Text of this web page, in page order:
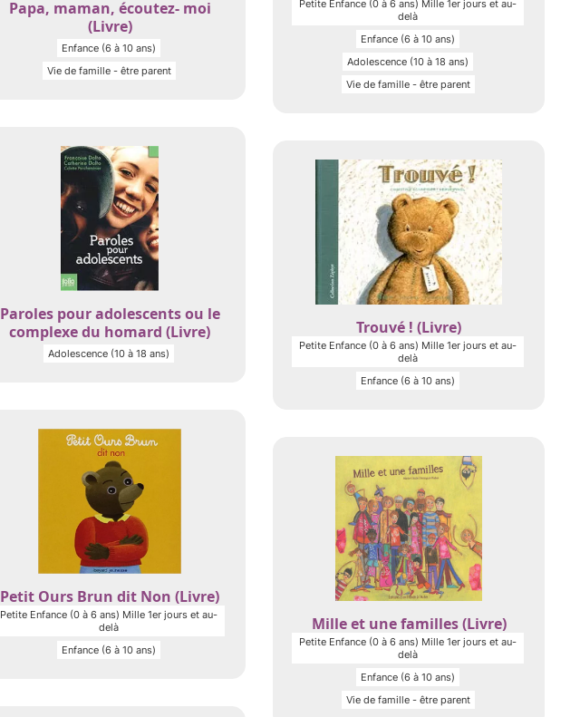
Petite Enfance (0 à 6 ans) Mille 1er jours et au-
delà
Enfance (6 à 10 ans)
Adolescence (10 à 18 ans)
Vie de famille - être parent
Papa, maman, écoutez- moi
(Livre)
Enfance (6 à 10 ans)
Vie de famille - être parent
Paroles pour adolescents ou le
complexe du homard (Livre)
Adolescence (10 à 18 ans)
Trouvé ! (Livre)
Petite Enfance (0 à 6 ans) Mille 1er jours et au-
delà
Enfance (6 à 10 ans)
Petit Ours Brun dit Non (Livre)
Petite Enfance (0 à 6 ans) Mille 1er jours et au-
delà
Enfance (6 à 10 ans)
Mille et une familles (Livre)
Petite Enfance (0 à 6 ans) Mille 1er jours et au-
delà
Enfance (6 à 10 ans)
Vie de famille - être parent